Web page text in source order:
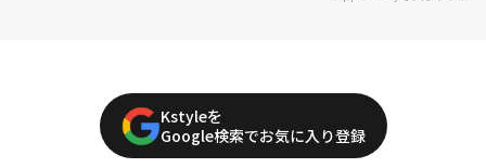
Kstyleを
Google検索でお気に入り登録